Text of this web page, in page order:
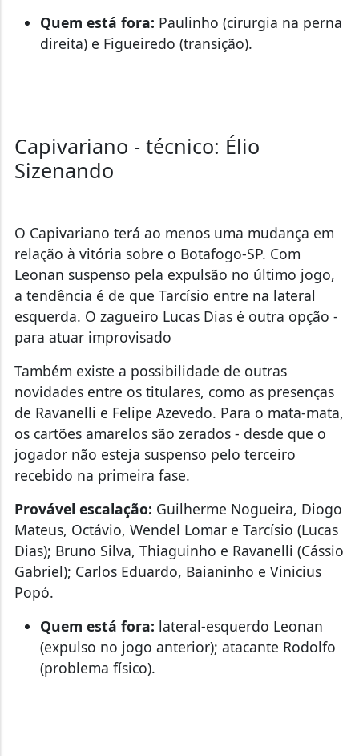
Quem está fora: Paulinho (cirurgia na perna
direita) e Figueiredo (transição).
Capivariano - técnico: Élio
Sizenando
O Capivariano terá ao menos uma mudança em
relação à vitória sobre o Botafogo-SP. Com
Leonan suspenso pela expulsão no último jogo,
a tendência é de que Tarcísio entre na lateral
esquerda. O zagueiro Lucas Dias é outra opção -
para atuar improvisado
Também existe a possibilidade de outras
novidades entre os titulares, como as presenças
de Ravanelli e Felipe Azevedo. Para o mata-mata,
os cartões amarelos são zerados - desde que o
jogador não esteja suspenso pelo terceiro
recebido na primeira fase.
Provável escalação: Guilherme Nogueira, Diogo
Mateus, Octávio, Wendel Lomar e Tarcísio (Lucas
Dias); Bruno Silva, Thiaguinho e Ravanelli (Cássio
Gabriel); Carlos Eduardo, Baianinho e Vinicius
Popó.
Quem está fora: lateral-esquerdo Leonan
(expulso no jogo anterior); atacante Rodolfo
(problema físico).